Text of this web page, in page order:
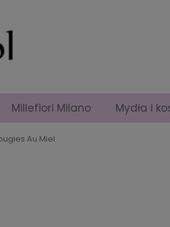
Millefiori Milano Mydła i
Au Miel